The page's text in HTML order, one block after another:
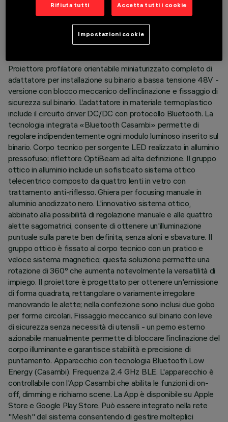
DATI TECNICI
ULTIMO AGGIORNAMENTO: 03/08/2026
Proiettore profilatore orientabile miniaturizzato completo di
adattatore per installazione su binario a bassa tensione 48V -
versione con blocco meccanico dell’inclinazione e fissaggio di
sicurezza sul binario. L’adattatore in materiale termoplastico
include il circuito driver DC/DC con protocollo Bluetooth. La
tecnologia integrata «Bluetooth Casambi» permette di
regolare indipendentemente ogni modulo luminoso inserito sul
binario. Corpo tecnico per sorgente LED realizzato in alluminio
pressofuso; riflettore OptiBeam ad alta definizione. Il gruppo
ottico in alluminio include un sofisticato sistema ottico
telecentrico composto da quattro lenti in vetro con
trattamento anti-riflesso. Ghiera per focusing manuale in
alluminio anodizzato nero. L'innovativo sistema ottico,
abbinato alla possibilità di regolazione manuale e alle quattro
alette sagomatrici, consente di ottenere un'illuminazione
puntuale sulla parete ben definita, senza aloni e sbavature. Il
gruppo ottico è fissato al corpo tecnico con un pratico e
veloce sistema magnetico; questa soluzione permette una
rotazione di 360° che aumenta notevolmente la versatilità di
impiego. Il proiettore è progettato per ottenere un'emissione
di forma quadrata, rettangolare o variamente irregolare
manovrando le alette; nella confezione sono inclusi due gobo
per forme circolari. Fissaggio meccanico sul binario con leve
di sicurezza senza necessità di utensili - un perno esterno
azionabile manualmente permette di bloccare l’inclinazione del
corpo illuminante e garantisce stabilità e precisione di
puntamento. Apparecchio con tecnologia Bluetooth Low
Energy (Casambi). Frequenza 2.4 GHz BLE. L'apparecchio è
controllabile con l'App Casambi che abilita le funzioni di on-
off, dimming e richiamo scene. La App è disponibile su Apple
Store e Google Play Store. Può essere integrato nella rete
"Mesh" del sistema consentendo di gestire molteplici
Rifiuta tutti Accetta tutti i cookie
Impostazioni cookie